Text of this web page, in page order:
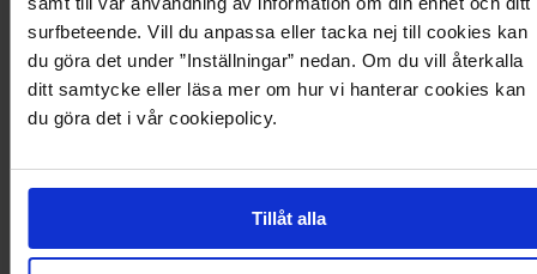
surfbeteende. Vill du anpassa eller tacka nej till cookies kan
du göra det under ”Inställningar” nedan. Om du vill återkalla
ditt samtycke eller läsa mer om hur vi hanterar cookies kan
du göra det i vår cookiepolicy.
Tillåt alla
Skjørt fra BUBBLEROOM. - Mykt stretch-materiale.
- Splitt bakpå.
- Strikk ved midjen.
- Det kan brukes sammen som et sett med 717999.
Produktbeskrivelse
- Smal passform.